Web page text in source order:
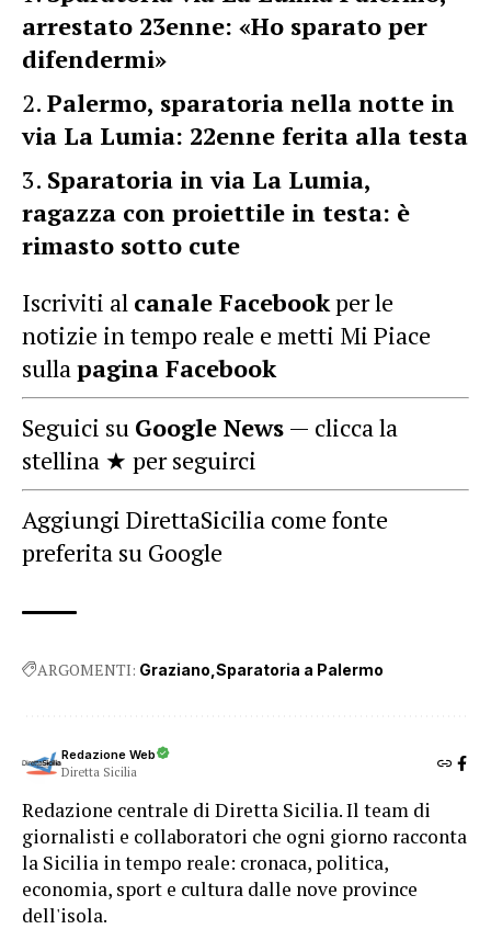
arrestato 23enne: «Ho sparato per
difendermi»
Palermo, sparatoria nella notte in
via La Lumia: 22enne ferita alla testa
Sparatoria in via La Lumia,
ragazza con proiettile in testa: è
rimasto sotto cute
Iscriviti al canale Facebookper le
notizie in tempo reale e metti Mi Piace
sullapagina Facebook
Seguici su Google News — clicca la
stellina ★ per seguirci
Aggiungi DirettaSicilia come fonte
preferita su Google
ARGOMENTI: Graziano Sparatoria a Palermo
Redazione Web
Diretta Sicilia
Redazione centrale di Diretta Sicilia. Il team di
giornalisti e collaboratori che ogni giorno racconta
la Sicilia in tempo reale: cronaca, politica,
economia, sport e cultura dalle nove province
dell'isola.